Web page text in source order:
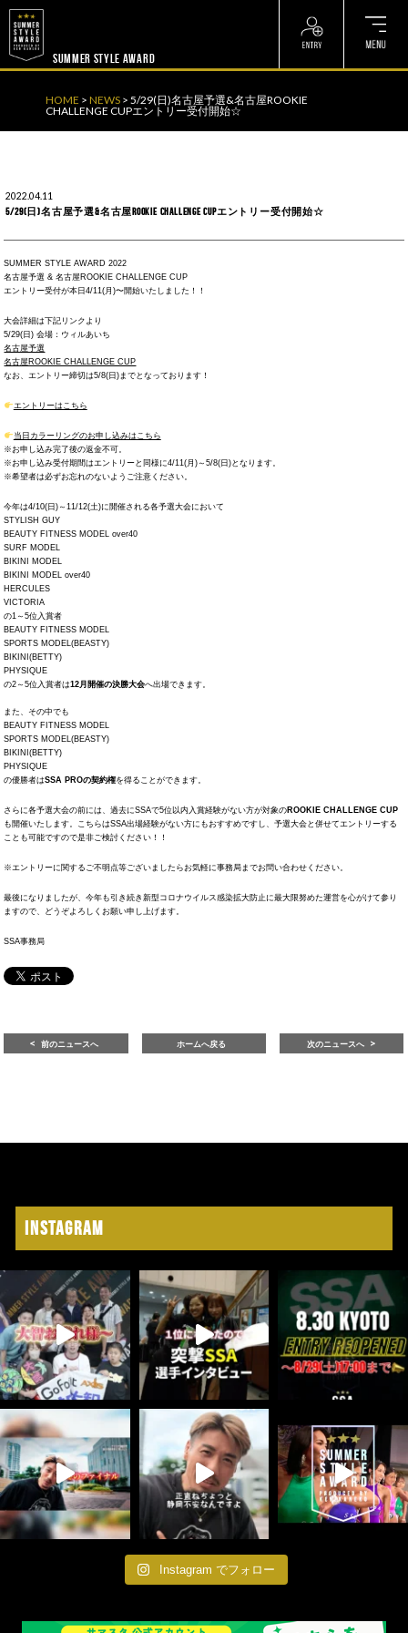
SUMMER STYLE AWARD
HOME > NEWS > 5/29(日)名古屋予選&名古屋ROOKIE
CHALLENGE CUPエントリー受付開始☆
2022.04.11
5/29(日)名古屋予選&名古屋ROOKIE CHALLENGE CUPエントリー受付開始☆
SUMMER STYLE AWARD 2022
名古屋予選 & 名古屋ROOKIE CHALLENGE CUP
エントリー受付が本日4/11(月)〜開始いたしました！！
大会詳細は下記リンクより
5/29(日) 会場：ウィルあいち
名古屋予選
名古屋ROOKIE CHALLENGE CUP
なお、エントリー締切は5/8(日)までとなっております！
エントリーはこちら
当日カラーリングのお申し込みはこちら
※お申し込み完了後の返金不可。
※お申し込み受付期間はエントリーと同様に4/11(月)～5/8(日)となります。
※希望者は必ずお忘れのないようご注意ください。
今年は4/10(日)～11/12(土)に開催される各予選大会において
STYLISH GUY
BEAUTY FITNESS MODEL over40
SURF MODEL
BIKINI MODEL
BIKINI MODEL over40
HERCULES
VICTORIA
の1～5位入賞者
BEAUTY FITNESS MODEL
SPORTS MODEL(BEASTY)
BIKINI(BETTY)
PHYSIQUE
の2～5位入賞者は12月開催の決勝大会へ出場できます。
また、その中でも
BEAUTY FITNESS MODEL
SPORTS MODEL(BEASTY)
BIKINI(BETTY)
PHYSIQUE
の優勝者はSSA PROの契約権を得ることができます。
さらに各予選大会の前には、過去にSSAで5位以内入賞経験がない方が対象の ROOKIE CHALLENGE CUP
も開催いたします。こちらはSSA出場経験がない方にもおすすめですし、予選大会と併せてエントリーする
ことも可能ですので是非ご検討ください！！
※エントリーに関するご不明点等ございましたらお気軽に事務局までお問い合わせください。
最後になりましたが、今年も引き続き新型コロナウイルス感染拡大防止に最大限努めた運営を心がけて参り
ますので、どうぞよろしくお願い申し上げます。
SSA事務局
前のニュースへ ホームへ戻る 次のニュースへ
Instagram
Instagram でフォロー